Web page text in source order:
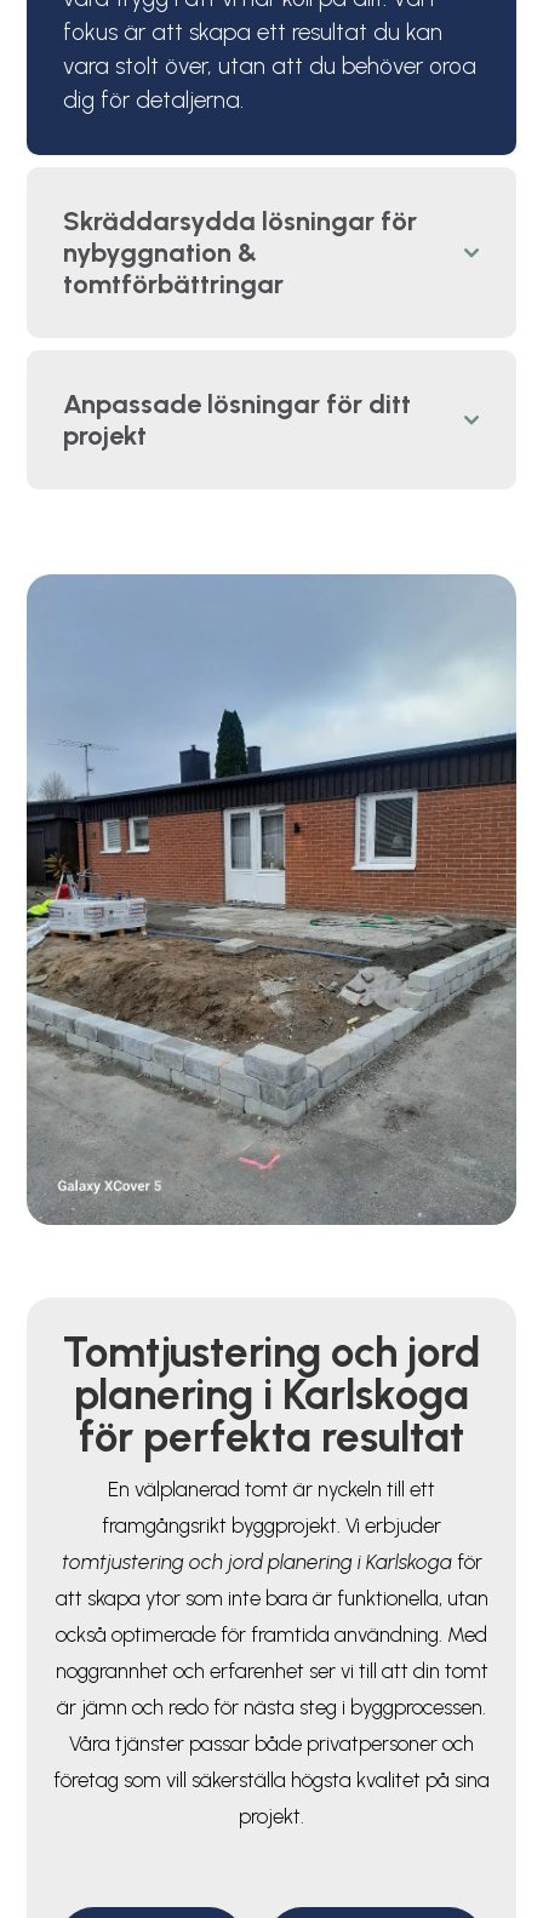
fokus är att skapa ett resultat du kan
vara stolt över, utan att du behöver oroa
dig för detaljerna.
Skräddarsydda lösningar för
nybyggnation &
tomtförbättringar
Anpassade lösningar för ditt
projekt
Tomtjustering och jord
planering i Karlskoga
för perfekta resultat
En välplanerad tomt är nyckeln till ett
framgångsrikt byggprojekt. Vi erbjuder
tomtjustering och jord planering i Karlskogaför
att skapa ytor som inte bara är funktionella, utan
också optimerade för framtida användning. Med
noggrannhet och erfarenhet ser vi till att din tomt
är jämn och redo för nästa steg i byggprocessen.
Våra tjänster passar både privatpersoner och
företag som vill säkerställa högsta kvalitet på sina
projekt.